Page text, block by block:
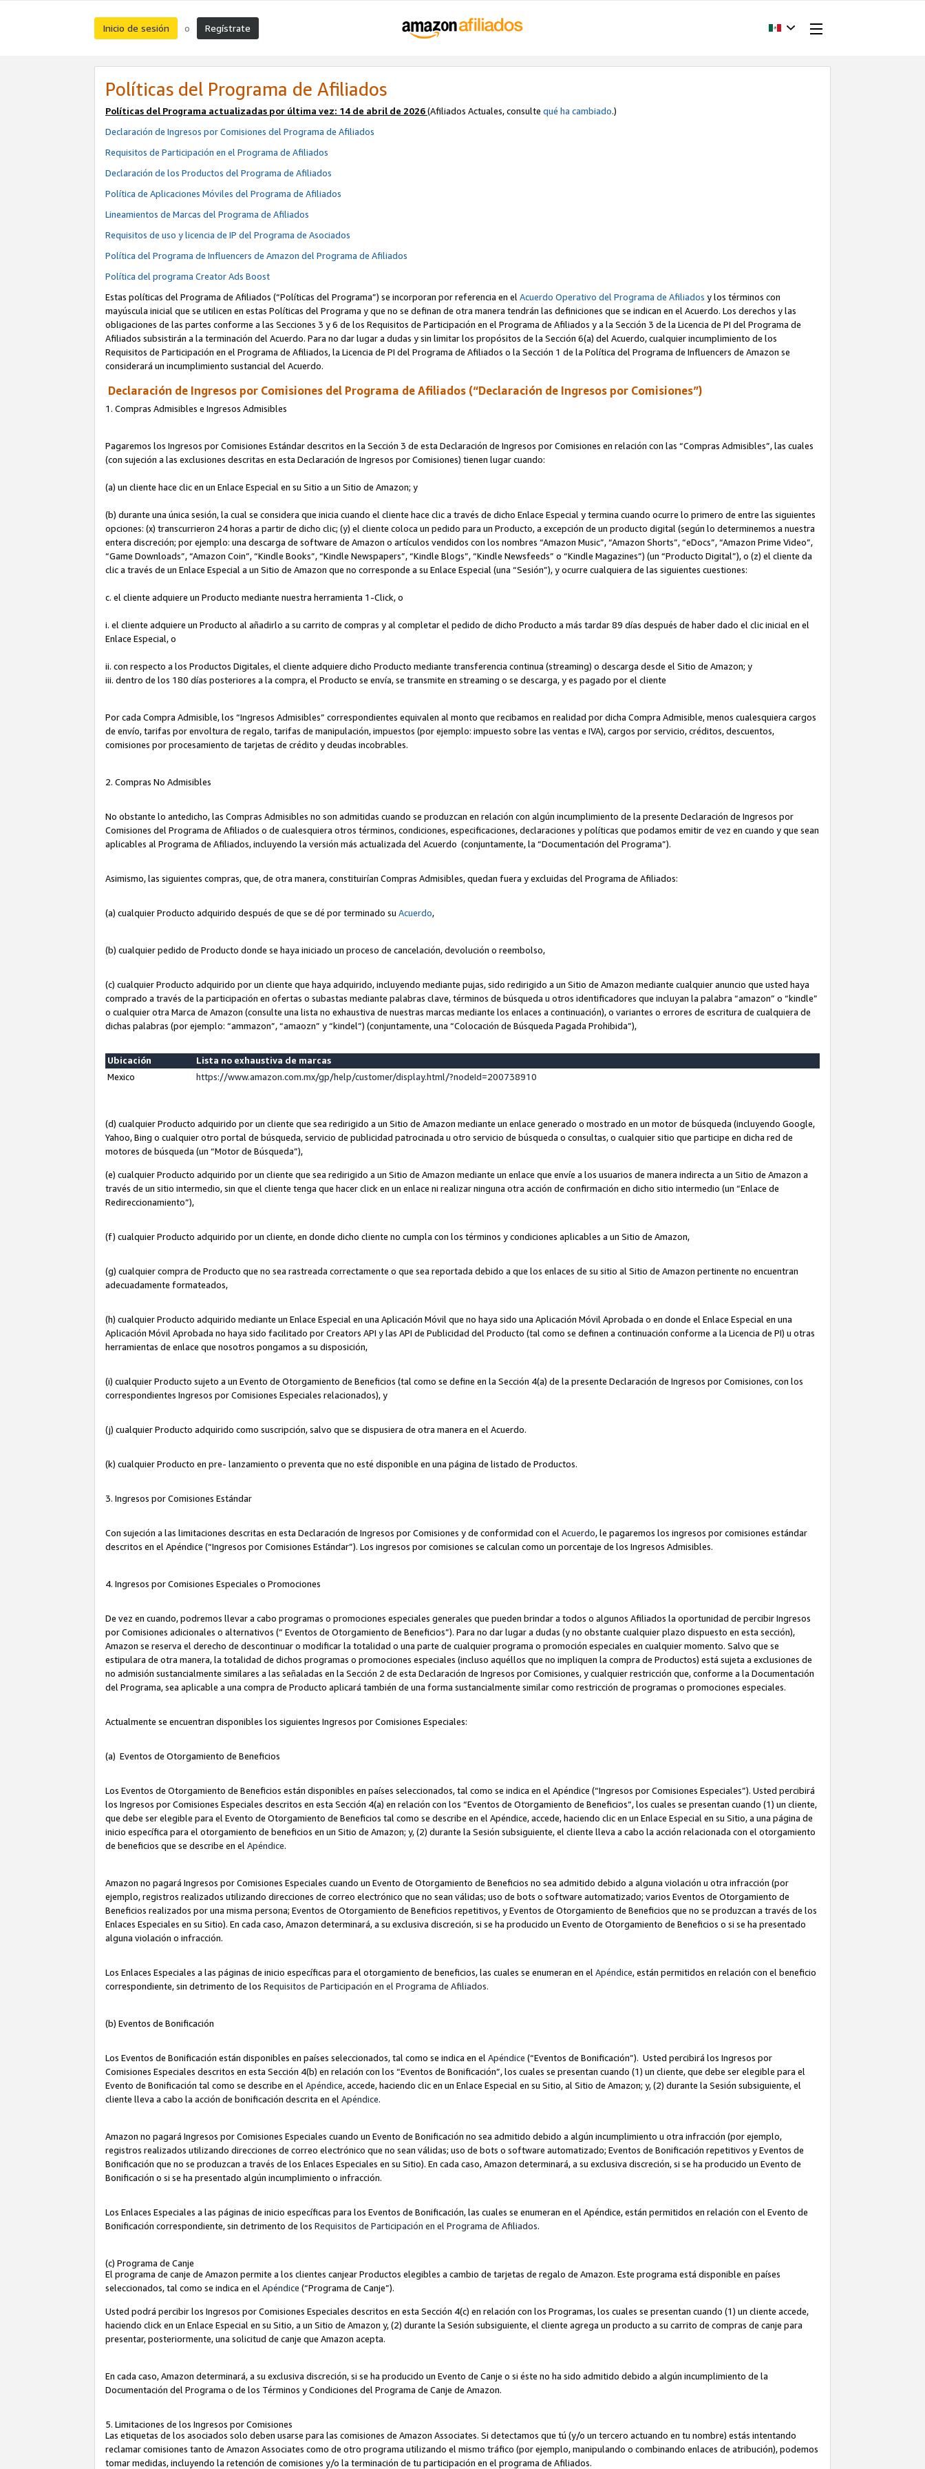
Inicio de sesión o Regístrate
Políticas del Programa de Afiliados
Políticas del Programa actualizadas por última vez: 14 de abril de 2026(Afiliados Actuales, consulte qué ha cambiado.)
Declaración de Ingresos por Comisiones del Programa de Afiliados
Requisitos de Participación en el Programa de Afiliados
Declaración de los Productos del Programa de Afiliados
Política de Aplicaciones Móviles del Programa de Afiliados
Lineamientos de Marcas del Programa de Afiliados
Requisitos de uso y licencia de IP del Programa de Asociados
Política del Programa de Influencers de Amazon del Programa de Afiliados
Política del programa Creator Ads Boost
Estas políticas del Programa de Afiliados (“Políticas del Programa”) se incorporan por referencia en elAcuerdo Operativo del Programa de Afiliados y los términos con
mayúscula inicial que se utilicen en estas Políticas del Programa y que no se definan de otra manera tendrán las definiciones que se indican en el Acuerdo. Los derechos y las
obligaciones de las partes conforme a las Secciones 3 y 6 de los Requisitos de Participación en el Programa de Afiliados y a la Sección 3 de la Licencia de PI del Programa de
Afiliados subsistirán a la terminación del Acuerdo. Para no dar lugar a dudas y sin limitar los propósitos de la Sección 6(a) del Acuerdo, cualquier incumplimiento de los
Requisitos de Participación en el Programa de Afiliados, la Licencia de PI del Programa de Afiliados o la Sección 1 de la Política del Programa de Influencers de Amazon se
considerará un incumplimiento sustancial del Acuerdo.
Declaración de Ingresos por Comisiones del Programa de Afiliados (“Declaración de Ingresos por Comisiones”)
1. Compras Admisibles e Ingresos Admisibles
Pagaremos los Ingresos por Comisiones Estándar descritos en la Sección 3 de esta Declaración de Ingresos por Comisiones en relación con las “Compras Admisibles”, las cuales
(con sujeción a las exclusiones descritas en esta Declaración de Ingresos por Comisiones) tienen lugar cuando:
(a) un cliente hace clic en un Enlace Especial en su Sitio a un Sitio de Amazon; y
(b) durante una única sesión, la cual se considera que inicia cuando el cliente hace clic a través de dicho Enlace Especial y termina cuando ocurre lo primero de entre las siguientes
opciones: (x) transcurrieron 24 horas a partir de dicho clic; (y) el cliente coloca un pedido para un Producto, a excepción de un producto digital (según lo determinemos a nuestra
entera discreción; por ejemplo: una descarga de software de Amazon o artículos vendidos con los nombres “Amazon Music”, “Amazon Shorts”, “eDocs”, “Amazon Prime Video”,
“Game Downloads”, “Amazon Coin”, “Kindle Books”, “Kindle Newspapers”, “Kindle Blogs”, “Kindle Newsfeeds” o “Kindle Magazines”) (un “Producto Digital”), o (z) el cliente da
clic a través de un Enlace Especial a un Sitio de Amazon que no corresponde a su Enlace Especial (una “Sesión”), y ocurre cualquiera de las siguientes cuestiones:
c. el cliente adquiere un Producto mediante nuestra herramienta 1-Click, o
i. el cliente adquiere un Producto al añadirlo a su carrito de compras y al completar el pedido de dicho Producto a más tardar 89 días después de haber dado el clic inicial en el
Enlace Especial, o
ii. con respecto a los Productos Digitales, el cliente adquiere dicho Producto mediante transferencia continua (streaming) o descarga desde el Sitio de Amazon; y
iii. dentro de los 180 días posteriores a la compra, el Producto se envía, se transmite en streaming o se descarga, y es pagado por el cliente
Por cada Compra Admisible, los “Ingresos Admisibles” correspondientes equivalen al monto que recibamos en realidad por dicha Compra Admisible, menos cualesquiera cargos
de envío, tarifas por envoltura de regalo, tarifas de manipulación, impuestos (por ejemplo: impuesto sobre las ventas e IVA), cargos por servicio, créditos, descuentos,
comisiones por procesamiento de tarjetas de crédito y deudas incobrables.
2. Compras No Admisibles
No obstante lo antedicho, las Compras Admisibles no son admitidas cuando se produzcan en relación con algún incumplimiento de la presente Declaración de Ingresos por
Comisiones del Programa de Afiliados o de cualesquiera otros términos, condiciones, especificaciones, declaraciones y políticas que podamos emitir de vez en cuando y que sean
aplicables al Programa de Afiliados, incluyendo la versión más actualizada del Acuerdo (conjuntamente, la “Documentación del Programa”).
Asimismo, las siguientes compras, que, de otra manera, constituirían Compras Admisibles, quedan fuera y excluidas del Programa de Afiliados:
(a) cualquier Producto adquirido después de que se dé por terminado su Acuerdo,
(b) cualquier pedido de Producto donde se haya iniciado un proceso de cancelación, devolución o reembolso,
(c) cualquier Producto adquirido por un cliente que haya adquirido, incluyendo mediante pujas, sido redirigido a un Sitio de Amazon mediante cualquier anuncio que usted haya
comprado a través de la participación en ofertas o subastas mediante palabras clave, términos de búsqueda u otros identificadores que incluyan la palabra “amazon” o “kindle”
o cualquier otra Marca de Amazon (consulte una lista no exhaustiva de nuestras marcas mediante los enlaces a continuación), o variantes o errores de escritura de cualquiera de
dichas palabras (por ejemplo: “ammazon”, “amaozn” y “kindel”) (conjuntamente, una “Colocación de Búsqueda Pagada Prohibida”),
Ubicación
Lista no exhaustiva de marcas
Mexico
https://www.amazon.com.mx/gp/help/customer/display.html/?nodeId=200738910
(d) cualquier Producto adquirido por un cliente que sea redirigido a un Sitio de Amazon mediante un enlace generado o mostrado en un motor de búsqueda (incluyendo Google,
Yahoo, Bing o cualquier otro portal de búsqueda, servicio de publicidad patrocinada u otro servicio de búsqueda o consultas, o cualquier sitio que participe en dicha red de
motores de búsqueda (un “Motor de Búsqueda”),
(e) cualquier Producto adquirido por un cliente que sea redirigido a un Sitio de Amazon mediante un enlace que envíe a los usuarios de manera indirecta a un Sitio de Amazon a
través de un sitio intermedio, sin que el cliente tenga que hacer click en un enlace ni realizar ninguna otra acción de confirmación en dicho sitio intermedio (un “Enlace de
Redireccionamiento”),
(f) cualquier Producto adquirido por un cliente, en donde dicho cliente no cumpla con los términos y condiciones aplicables a un Sitio de Amazon,
(g) cualquier compra de Producto que no sea rastreada correctamente o que sea reportada debido a que los enlaces de su sitio al Sitio de Amazon pertinente no encuentran
adecuadamente formateados,
(h) cualquier Producto adquirido mediante un Enlace Especial en una Aplicación Móvil que no haya sido una Aplicación Móvil Aprobada o en donde el Enlace Especial en una
Aplicación Móvil Aprobada no haya sido facilitado por Creators API y las API de Publicidad del Producto (tal como se definen a continuación conforme a la Licencia de PI) u otras
herramientas de enlace que nosotros pongamos a su disposición,
(i) cualquier Producto sujeto a un Evento de Otorgamiento de Beneficios (tal como se define en la Sección 4(a) de la presente Declaración de Ingresos por Comisiones, con los
correspondientes Ingresos por Comisiones Especiales relacionados), y
(j) cualquier Producto adquirido como suscripción, salvo que se dispusiera de otra manera en el Acuerdo.
(k) cualquier Producto en pre- lanzamiento o preventa que no esté disponible en una página de listado de Productos.
3. Ingresos por Comisiones Estándar
Con sujeción a las limitaciones descritas en esta Declaración de Ingresos por Comisiones y de conformidad con el Acuerdo, le pagaremos los ingresos por comisiones estándar
descritos en el Apéndice (“Ingresos por Comisiones Estándar”). Los ingresos por comisiones se calculan como un porcentaje de los Ingresos Admisibles.
4. Ingresos por Comisiones Especiales o Promociones
De vez en cuando, podremos llevar a cabo programas o promociones especiales generales que pueden brindar a todos o algunos Afiliados la oportunidad de percibir Ingresos
por Comisiones adicionales o alternativos (“ Eventos de Otorgamiento de Beneficios”). Para no dar lugar a dudas (y no obstante cualquier plazo dispuesto en esta sección),
Amazon se reserva el derecho de descontinuar o modificar la totalidad o una parte de cualquier programa o promoción especiales en cualquier momento. Salvo que se
estipulara de otra manera, la totalidad de dichos programas o promociones especiales (incluso aquéllos que no impliquen la compra de Productos) está sujeta a exclusiones de
no admisión sustancialmente similares a las señaladas en la Sección 2 de esta Declaración de Ingresos por Comisiones, y cualquier restricción que, conforme a la Documentación
del Programa, sea aplicable a una compra de Producto aplicará también de una forma sustancialmente similar como restricción de programas o promociones especiales.
Actualmente se encuentran disponibles los siguientes Ingresos por Comisiones Especiales:
(a) Eventos de Otorgamiento de Beneficios
Los Eventos de Otorgamiento de Beneficios están disponibles en países seleccionados, tal como se indica en el Apéndice (“Ingresos por Comisiones Especiales”). Usted percibirá
los Ingresos por Comisiones Especiales descritos en esta Sección 4(a) en relación con los “Eventos de Otorgamiento de Beneficios”, los cuales se presentan cuando (1) un cliente,
que debe ser elegible para el Evento de Otorgamiento de Beneficios tal como se describe en el Apéndice, accede, haciendo clic en un Enlace Especial en su Sitio, a una página de
inicio específica para el otorgamiento de beneficios en un Sitio de Amazon; y, (2) durante la Sesión subsiguiente, el cliente lleva a cabo la acción relacionada con el otorgamiento
de beneficios que se describe en el Apéndice.
Amazon no pagará Ingresos por Comisiones Especiales cuando un Evento de Otorgamiento de Beneficios no sea admitido debido a alguna violación u otra infracción (por
ejemplo, registros realizados utilizando direcciones de correo electrónico que no sean válidas; uso de bots o software automatizado; varios Eventos de Otorgamiento de
Beneficios realizados por una misma persona; Eventos de Otorgamiento de Beneficios repetitivos, y Eventos de Otorgamiento de Beneficios que no se produzcan a través de los
Enlaces Especiales en su Sitio). En cada caso, Amazon determinará, a su exclusiva discreción, si se ha producido un Evento de Otorgamiento de Beneficios o si se ha presentado
alguna violación o infracción.
Los Enlaces Especiales a las páginas de inicio específicas para el otorgamiento de beneficios, las cuales se enumeran en el Apéndice, están permitidos en relación con el beneficio
correspondiente, sin detrimento de los Requisitos de Participación en el Programa de Afiliados.
(b) Eventos de Bonificación
Los Eventos de Bonificación están disponibles en países seleccionados, tal como se indica en el Apéndice (“Eventos de Bonificación”). Usted percibirá los Ingresos por
Comisiones Especiales descritos en esta Sección 4(b) en relación con los “Eventos de Bonificación”, los cuales se presentan cuando (1) un cliente, que debe ser elegible para el
Evento de Bonificación tal como se describe en el Apéndice, accede, haciendo clic en un Enlace Especial en su Sitio, al Sitio de Amazon; y, (2) durante la Sesión subsiguiente, el
cliente lleva a cabo la acción de bonificación descrita en el Apéndice.
Amazon no pagará Ingresos por Comisiones Especiales cuando un Evento de Bonificación no sea admitido debido a algún incumplimiento u otra infracción (por ejemplo,
registros realizados utilizando direcciones de correo electrónico que no sean válidas; uso de bots o software automatizado; Eventos de Bonificación repetitivos y Eventos de
Bonificación que no se produzcan a través de los Enlaces Especiales en su Sitio). En cada caso, Amazon determinará, a su exclusiva discreción, si se ha producido un Evento de
Bonificación o si se ha presentado algún incumplimiento o infracción.
Los Enlaces Especiales a las páginas de inicio específicas para los Eventos de Bonificación, las cuales se enumeran en el Apéndice, están permitidos en relación con el Evento de
Bonificación correspondiente, sin detrimento de los Requisitos de Participación en el Programa de Afiliados.
(c) Programa de Canje
El programa de canje de Amazon permite a los clientes canjear Productos elegibles a cambio de tarjetas de regalo de Amazon. Este programa está disponible en países
seleccionados, tal como se indica en el Apéndice (“Programa de Canje”).
Usted podrá percibir los Ingresos por Comisiones Especiales descritos en esta Sección 4(c) en relación con los Programas, los cuales se presentan cuando (1) un cliente accede,
haciendo click en un Enlace Especial en su Sitio, a un Sitio de Amazon y, (2) durante la Sesión subsiguiente, el cliente agrega un producto a su carrito de compras de canje para
presentar, posteriormente, una solicitud de canje que Amazon acepta.
En cada caso, Amazon determinará, a su exclusiva discreción, si se ha producido un Evento de Canje o si éste no ha sido admitido debido a algún incumplimiento de la
Documentación del Programa o de los Términos y Condiciones del Programa de Canje de Amazon.
5. Limitaciones de los Ingresos por Comisiones
Las etiquetas de los asociados solo deben usarse para las comisiones de Amazon Associates. Si detectamos que tú (y/o un tercero actuando en tu nombre) estás intentando
reclamar comisiones tanto de Amazon Associates como de otro programa utilizando el mismo tráfico (por ejemplo, manipulando o combinando enlaces de atribución), podemos
tomar medidas, incluyendo la retención de comisiones y/o la terminación de tu participación en el programa de Afiliados.